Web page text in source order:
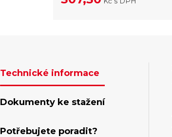
Technické informace
Dokumenty ke stažení
Potřebujete poradit?